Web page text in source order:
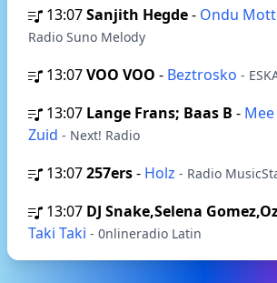
13:07Sanjith Hegde- Ondu
Radio Suno Melody
13:07VOO VOO - Beztrosko -
13:07 Lange Frans; Baas B -
Zuid - Next! Radio
13:07257ers- Holz - Radio
13:07 DJ Snake,Selena
Taki Taki - 0nlineradio Latin